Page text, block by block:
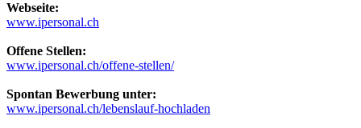
Webseite:
www.ipersonal.ch
Offene Stellen:
www.ipersonal.ch/offene-stellen/
Spontan Bewerbung unter:
www.ipersonal.ch/lebenslauf-hochladen